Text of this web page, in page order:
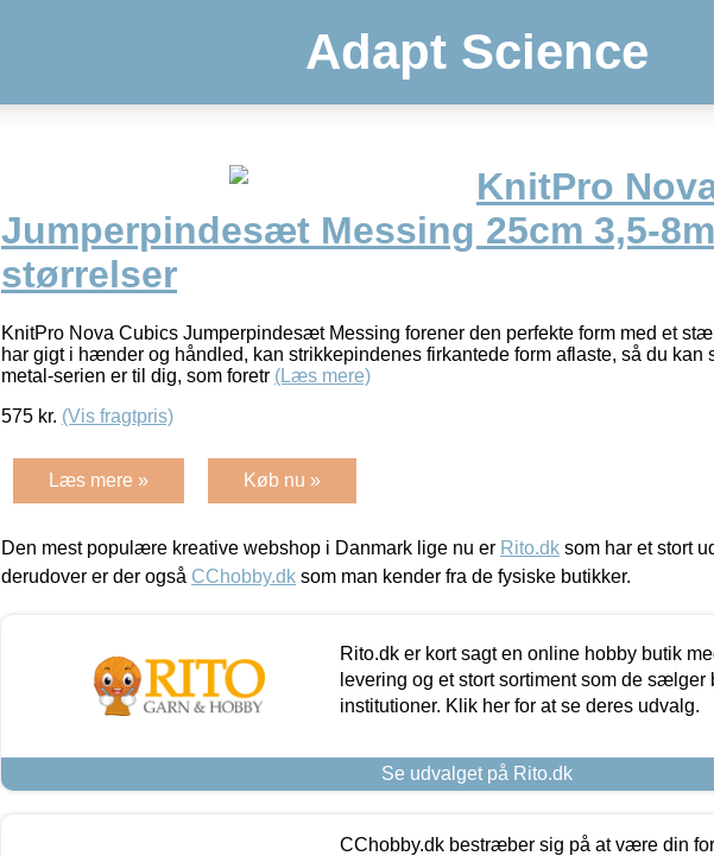
Adapt Science
KnitPro
Jumperpindesæt Messing 25cm 3,5-
størrelser
KnitPro Nova Cubics Jumperpindesæt Messing forener den perfekte form med et
har gigt i hænder og håndled, kan strikkepindenes firkantede form aflaste, så du kan
metal-serien er til dig, som foretr (Læs mere)
575 kr. (Vis fragtpris)
Læs mere » Køb nu »
Den mest populære kreative webshop i Danmark lige nu er Rito.dk som har et stort
derudover er der også CChobby.dk som man kender fra de fysiske butikker.
Rito.dk er kort sagt en online hobby butik
levering og et stort sortiment som de sælger
institutioner. Klik her for at se deres udvalg.
Se udvalget på Rito.dk
CChobby.dk bestræber sig på at være din